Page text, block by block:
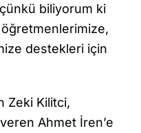
biliyorum ki
destekleri için
Zeki Kilitci,
Ahmet İren’e